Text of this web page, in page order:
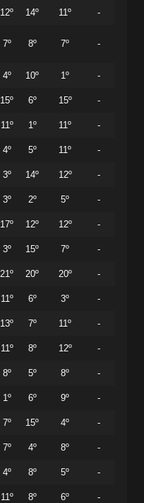
12º 14º 11º -
7º 8º 7º -
4º 10º 1º -
15º 6º 15º -
11º 1º 11º -
4º 5º 11º -
3º 14º 12º -
3º 2º 5º -
17º 12º 12º -
3º 15º 7º -
21º 20º 20º -
11º 6º 3º -
13º 7º 11º -
11º 8º 12º -
8º 5º 8º -
1º 6º 9º -
7º 15º 4º -
7º 4º 8º -
4º 8º 5º -
11º 8º 6º -